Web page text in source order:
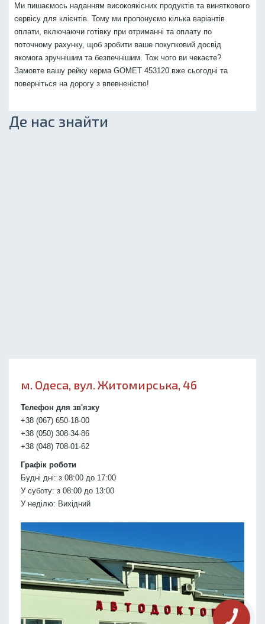
Ми пишаємось наданням високоякісних продуктів та виняткового
сервісу для клієнтів. Тому ми пропонуємо кілька варіантів
оплати, включаючи готівку при отриманні та оплату по
поточному рахунку, щоб зробити ваше покупковий досвід
якомога зручнішим та безпечнішим. Тож чого ви чекаєте?
Замовте вашу рейку керма GOMET 453120 вже сьогодні та
поверніться на дорогу з впевненістю!
Де нас знайти
м. Одеса, вул. Житомирська, 46
Телефон для зв'язку
+38 (067) 650-18-00
+38 (050) 308-34-86
+38 (048) 708-01-62
Графік роботи
Будні дні: з 08:00 до 17:00
У суботу: з 08:00 до 13:00
У неділю: Вихідний
КНОПКА
СВЯЗИ